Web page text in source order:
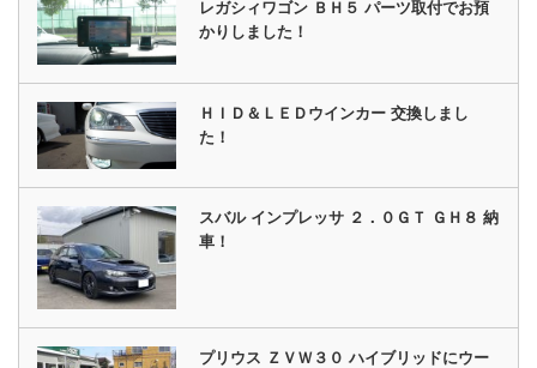
レガシィワゴン ＢＨ５ パーツ取付でお預
かりしました！
ＨＩＤ＆ＬＥＤウインカー 交換しまし
た！
スバル インプレッサ ２．０ＧＴ ＧＨ８ 納
車！
プリウス ＺＶＷ３０ ハイブリッドにウー